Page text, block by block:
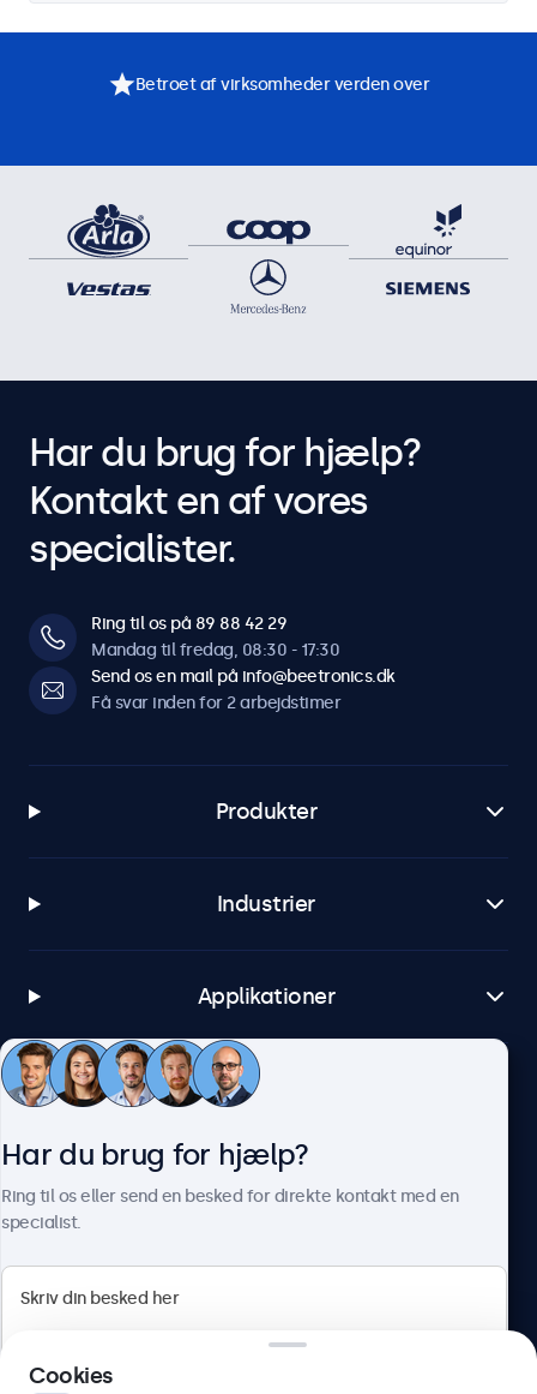
Betroet af virksomheder verden over
Har du brug for hjælp?
Kontakt en af vores
specialister.
Ring til os på 89 88 42 29
Mandag til fredag, 08:30 - 17:30
Send os en mail på info@beetronics.dk
Få svar inden for 2 arbejdstimer
Produkter
Industrier
Applikationer
Kundeservice
Herstedøstervej 27-29, unit A, 2620 Albertslund, Danmark
Har du brug for hjælp?
Ring til os eller send en besked for direkte kontakt med en
specialist.
Cookies